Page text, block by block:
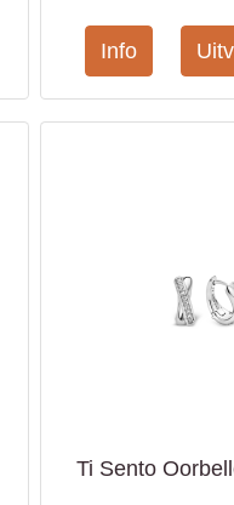
Ti Sento